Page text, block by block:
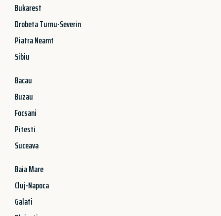
Bukarest
Drobeta Turnu-Severin
Piatra Neamt
Sibiu
Bacau
Buzau
Focsani
Pitesti
Suceava
Baia Mare
Cluj-Napoca
Galati